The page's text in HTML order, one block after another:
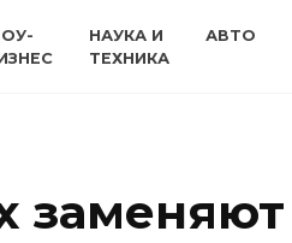
НАУКА И
ТЕХНИКА
АВТО
заменяют